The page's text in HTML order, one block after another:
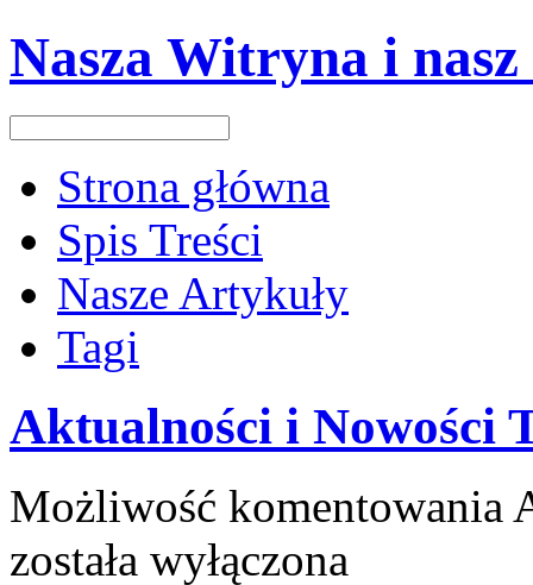
Nasza Witryna i
Strona główna
Spis Treści
Nasze Artykuły
Tagi
Aktualności i Nowości
Możliwość komentowania
została wyłączona